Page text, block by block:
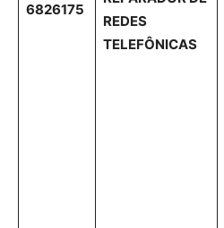
6826175
REDES
TELEFÔNICAS